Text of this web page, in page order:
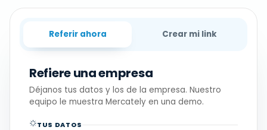
Referir ahora Crear mi link
Refiere una empresa
Déjanos tus datos y los de la empresa. Nuestro
equipo le muestra Mercately en una demo.
TUS DATOS